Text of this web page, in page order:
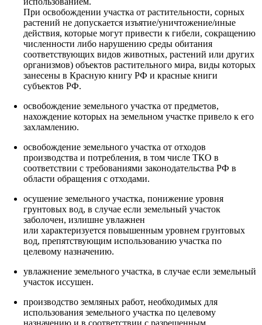
При освобождении участка от растительности, сорных
растений не допускается изъятие/уничтожение/иные
действия, которые могут привести к гибели, сокращению
численности либо нарушению среды обитания
соответствующих видов животных, растений или других
организмов) объектов растительного мира, виды которых
занесены в Красную книгу РФ и красные книги
субъектов РФ.
освобождение земельного участка от предметов,
нахождение которых на земельном участке привело к его
захламлению.
освобождение земельного участка от отходов
производства и потребления, в том числе ТКО в
соответствии с требованиями законодательства РФ в
области обращения с отходами.
осушение земельного участка, понижение уровня
грунтовых вод, в случае если земельный участок
заболочен, излишне увлажнен
‎или характеризуется повышенным уровнем грунтовых
вод, препятствующим использованию участка по
целевому назначению.
увлажнение земельного участка, в случае если земельный
участок иссушен.
производство земляных работ, необходимых для
использования земельного участка по целевому
назначению и в соответствии с разрешенным